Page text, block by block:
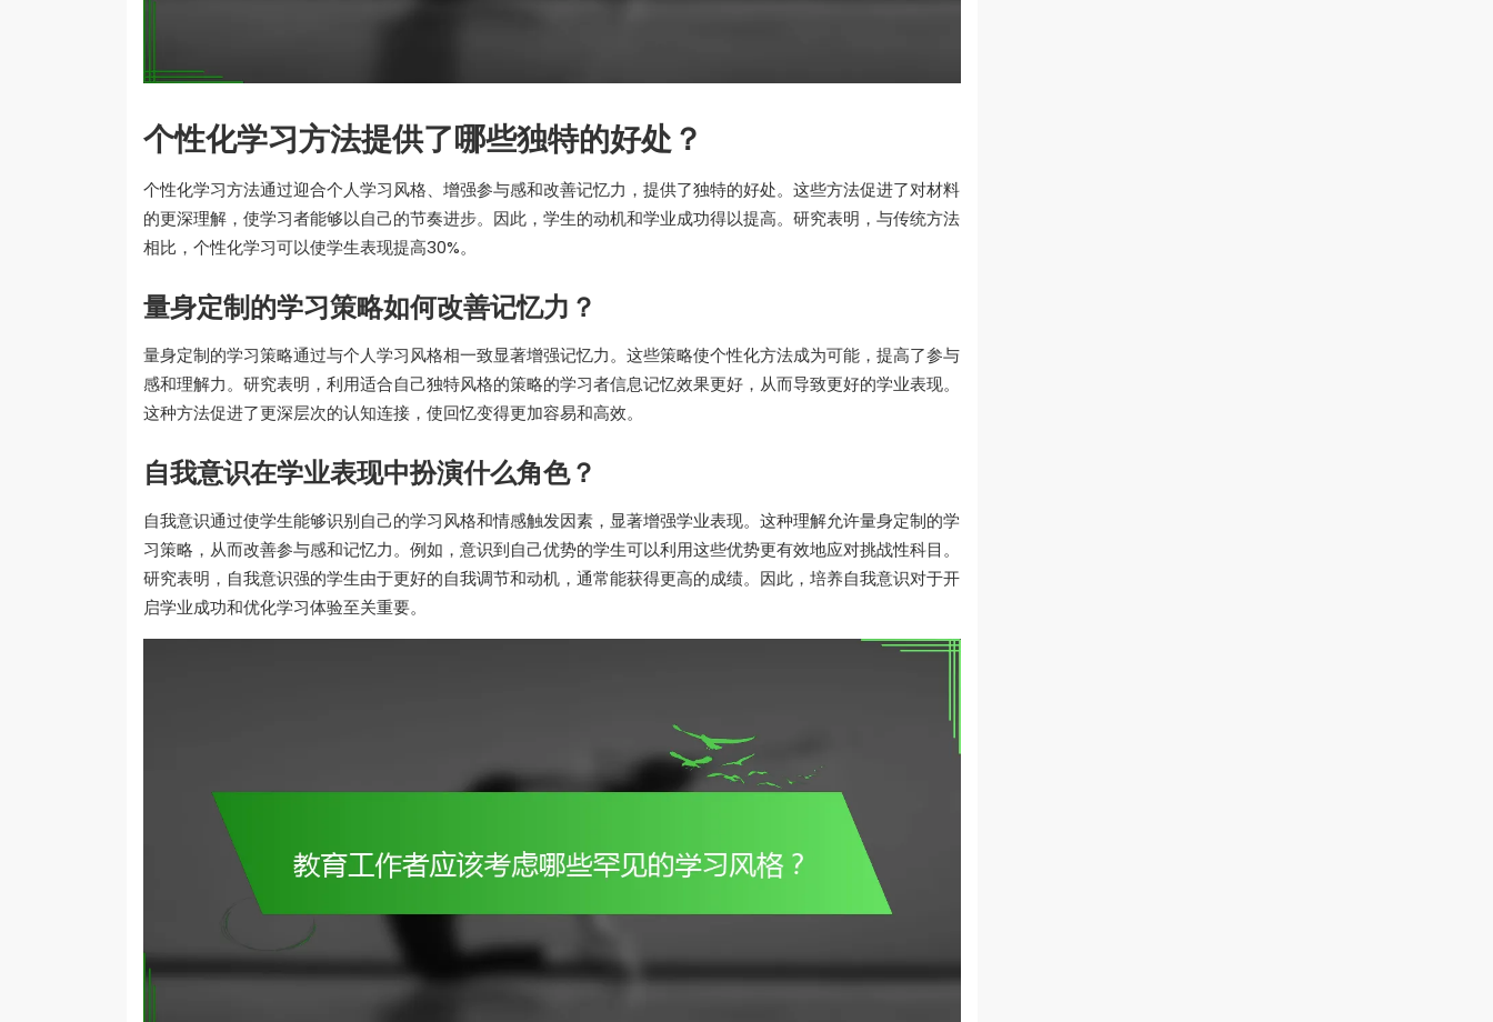
个性化学习方法提供了哪些独特的好处？
个性化学习方法通过迎合个人学习风格、增强参与感和改善记忆力，提供了独特的好处。这些方法促进了对材料
的更深理解，使学习者能够以自己的节奏进步。因此，学生的动机和学业成功得以提高。研究表明，与传统方法
相比，个性化学习可以使学生表现提高30%。
量身定制的学习策略如何改善记忆力？
量身定制的学习策略通过与个人学习风格相一致显著增强记忆力。这些策略使个性化方法成为可能，提高了参与
感和理解力。研究表明，利用适合自己独特风格的策略的学习者信息记忆效果更好，从而导致更好的学业表现。
这种方法促进了更深层次的认知连接，使回忆变得更加容易和高效。
自我意识在学业表现中扮演什么角色？
自我意识通过使学生能够识别自己的学习风格和情感触发因素，显著增强学业表现。这种理解允许量身定制的学
习策略，从而改善参与感和记忆力。例如，意识到自己优势的学生可以利用这些优势更有效地应对挑战性科目。
研究表明，自我意识强的学生由于更好的自我调节和动机，通常能获得更高的成绩。因此，培养自我意识对于开
启学业成功和优化学习体验至关重要。